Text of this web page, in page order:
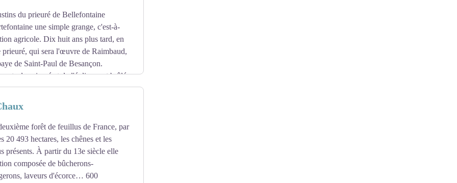
du prieuré de Bellefontaine
une simple grange, c'est-à-
agricole. Dix huit ans plus tard, en
prieuré, qui sera l'œuvre de Raimbaud,
de Saint-Paul de Besançon.
du prieuré et de l'église sont brûlés
conquête du Comté de Bourgogne.
national. Rachetée sous la
qui y installe un des tous premiers
le style peut être qualifié de premier
comme la plus complète des églises
n'est plus ouverte aux visiteurs en
forêt de feuillus de France, par
20 493 hectares, les chênes et les
présents. À partir du 13e siècle elle
composée de bûcherons-
laveurs d'écorce… 600